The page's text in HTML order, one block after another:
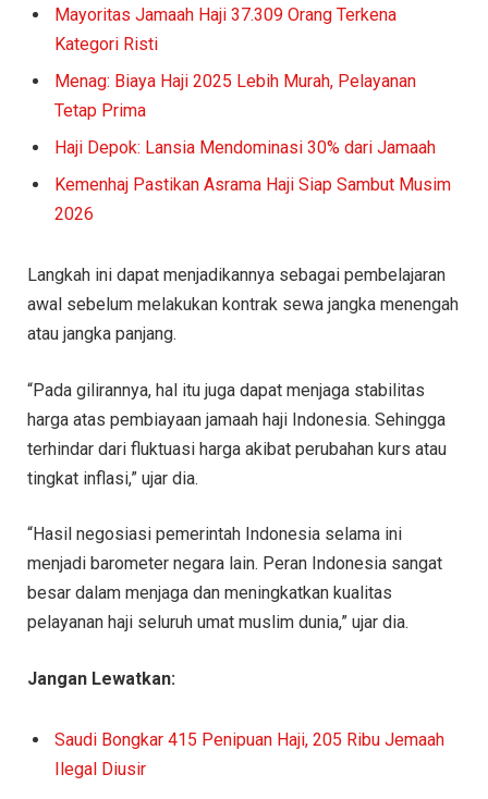
Mayoritas Jamaah Haji 37.309 Orang Terkena
Kategori Risti
Menag: Biaya Haji 2025 Lebih Murah, Pelayanan
Tetap Prima
Haji Depok: Lansia Mendominasi 30% dari Jamaah
Kemenhaj Pastikan Asrama Haji Siap Sambut Musim
2026
Langkah ini dapat menjadikannya sebagai pembelajaran
awal sebelum melakukan kontrak sewa jangka menengah
atau jangka panjang.
“Pada gilirannya, hal itu juga dapat menjaga stabilitas
harga atas pembiayaan jamaah haji Indonesia. Sehingga
terhindar dari fluktuasi harga akibat perubahan kurs atau
tingkat inflasi,” ujar dia.
“Hasil negosiasi pemerintah Indonesia selama ini
menjadi barometer negara lain. Peran Indonesia sangat
besar dalam menjaga dan meningkatkan kualitas
pelayanan haji seluruh umat muslim dunia,” ujar dia.
Jangan Lewatkan:
Saudi Bongkar 415 Penipuan Haji, 205 Ribu Jemaah
Ilegal Diusir